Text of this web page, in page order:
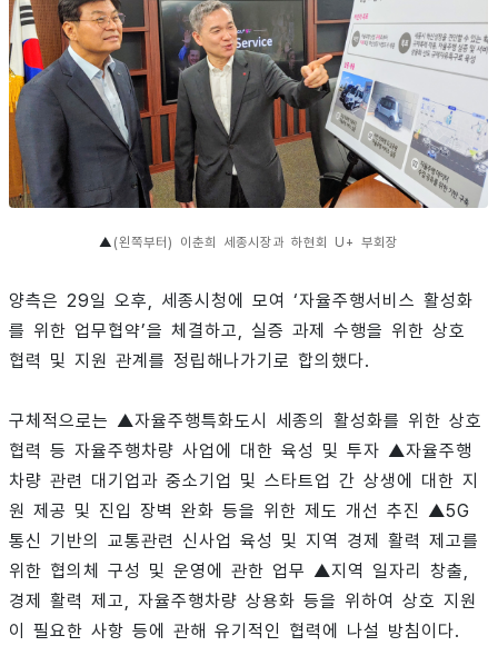
▲ (왼쪽부터) 이춘희 세종시장과 하현회 U+ 부회장
양측은 29일 오후, 세종시청에 모여 ‘자율주행서비스 활성화
를 위한 업무협약’을 체결하고, 실증 과제 수행을 위한 상호
협력 및 지원 관계를 정립해나가기로 합의했다.
구체적으로는 ▲자율주행특화도시 세종의 활성화를 위한 상호
협력 등 자율주행차량 사업에 대한 육성 및 투자 ▲자율주행
차량 관련 대기업과 중소기업 및 스타트업 간 상생에 대한 지
원 제공 및 진입 장벽 완화 등을 위한 제도 개선 추진 ▲5G
통신 기반의 교통관련 신사업 육성 및 지역 경제 활력 제고를
위한 협의체 구성 및 운영에 관한 업무 ▲지역 일자리 창출,
경제 활력 제고, 자율주행차량 상용화 등을 위하여 상호 지원
이 필요한 사항 등에 관해 유기적인 협력에 나설 방침이다.